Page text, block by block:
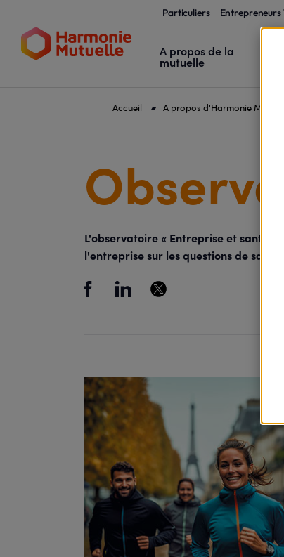
Particuliers Entrepreneurs
A propos de la
mutuelle
Accueil A propos d'Harmonie Mutuelle
L'observatoire « Entreprise et santé
l'entreprise sur les questions de